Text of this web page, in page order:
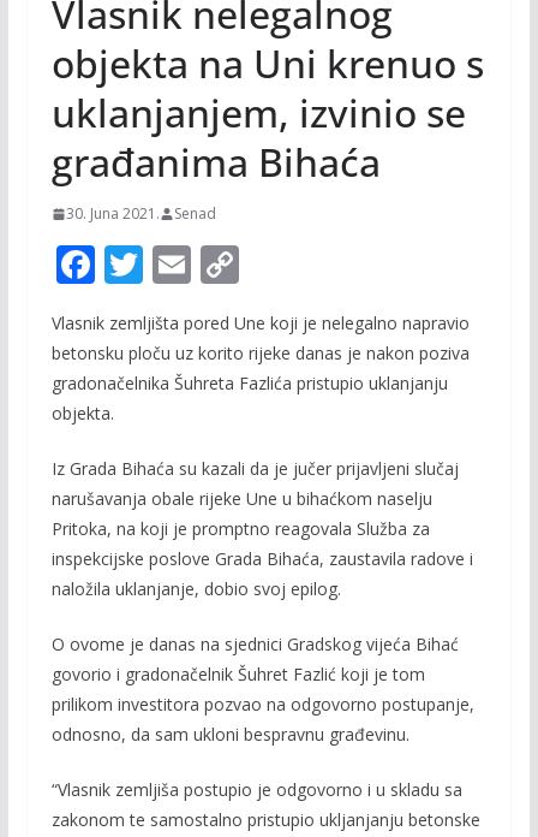
Vlasnik nelegalnog
objekta na Uni krenuo s
uklanjanjem, izvinio se
građanima Bihaća
30. Juna 2021. Senad
F
ac
e
b
o
o
k
T
w
itt
er
E
m
ai
l
C
p
y
n
k
Vlasnik zemljišta pored Une koji je nelegalno napravio
betonsku ploču uz korito rijeke danas je nakon poziva
gradonačelnika Šuhreta Fazlića pristupio uklanjanju
objekta.
Iz Grada Bihaća su kazali da je jučer prijavljeni slučaj
narušavanja obale rijeke Une u bihaćkom naselju
Pritoka, na koji je promptno reagovala Služba za
inspekcijske poslove Grada Bihaća, zaustavila radove i
naložila uklanjanje, dobio svoj epilog.
O ovome je danas na sjednici Gradskog vijeća Bihać
govorio i gradonačelnik Šuhret Fazlić koji je tom
prilikom investitora pozvao na odgovorno postupanje,
odnosno, da sam ukloni bespravnu građevinu.
“Vlasnik zemljiša postupio je odgovorno i u skladu sa
zakonom te samostalno pristupio ukljanjanju betonske